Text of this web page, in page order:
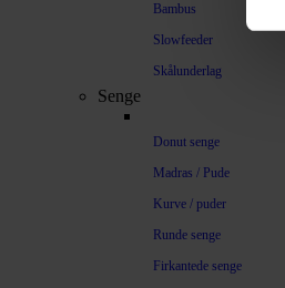
Bambus
Slowfeeder
Skålunderlag
Senge
Donut senge
Madras / Pude
Kurve / puder
Runde senge
Firkantede senge